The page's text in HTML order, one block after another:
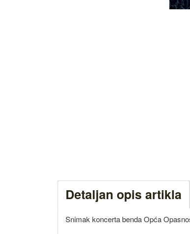
Detaljan opis artikla
Snimak koncerta benda Opća